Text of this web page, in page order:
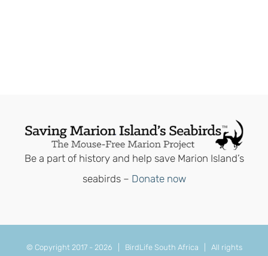
Be a part of history and help save Marion Island’s
seabirds – Donate now
© Copyright 2017 - 2026 | BirdLife South Africa | All rights